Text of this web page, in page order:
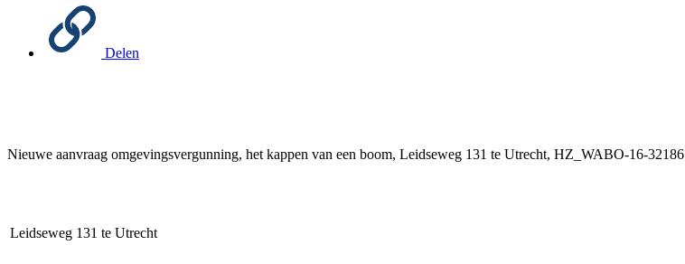
Delen
Nieuwe aanvraag omgevingsvergunning, het kappen van een boom, Leidseweg 131 te Utrecht, HZ_WABO-16-32186
Leidseweg 131 te Utrecht